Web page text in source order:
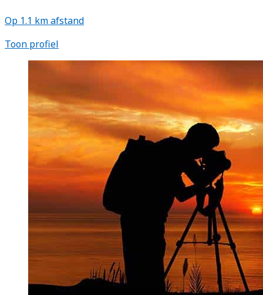
Op 1.1 km afstand
Toon profiel